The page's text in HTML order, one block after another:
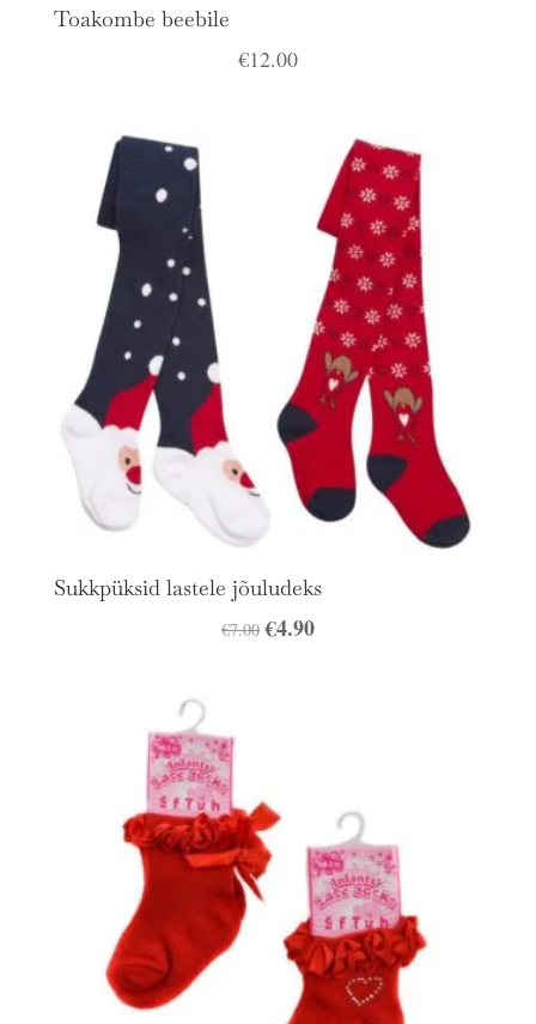
Toakombe beebile
€12.00
Sukkpüksid lastele jõuludeks
€7.00 Algne
€4.90Praegune